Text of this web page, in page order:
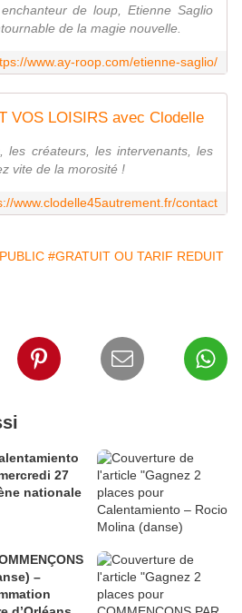
de loup, Etienne Saglio
de la magie nouvelle.
www.ay-roop.com/etienne-saglio/
VOS LOISIRS avec Clodelle
les créateurs, les intervenants, les
vite de la morosité !
www.clodelle45autrement.fr/contact
#GRATUIT OU TARIF REDUIT
27
nationale